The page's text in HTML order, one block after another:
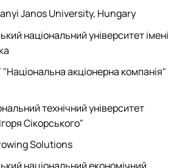
Janos University, Hungary
національний університет імені
"Національна акціонерна компанія"
технічний університет
Сікорського"
Solutions